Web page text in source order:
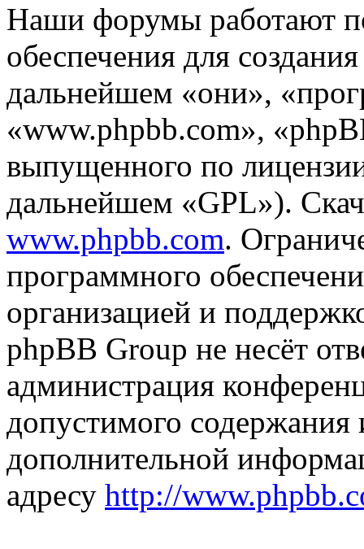
Наши форумы работают
обеспечения для
дальнейшем «они»,
«www.phpbb.com»,
выпущенного по
дальнейшем «GPL»).
www.phpbb.com.
программного
организацией и
phpBB Group не несёт
администрация
допустимого
дополнительной
адресу http://